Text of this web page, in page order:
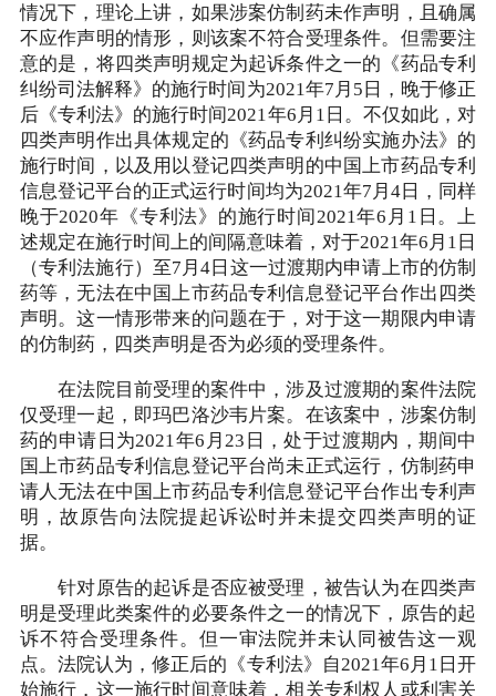
情况下，理论上讲，如果涉案仿制药未作声明，且确属
不应作声明的情形，则该案不符合受理条件。但需要注
意的是，将四类声明规定为起诉条件之一的《药品专利
纠纷司法解释》的施行时间为2021年7月5日，晚于修正
后《专利法》的施行时间2021年6月1日。不仅如此，对
四类声明作出具体规定的《药品专利纠纷实施办法》的
施行时间，以及用以登记四类声明的中国上市药品专利
信息登记平台的正式运行时间均为2021年7月4日，同样
晚于2020年《专利法》的施行时间2021年6月1日。上
述规定在施行时间上的间隔意味着，对于2021年6月1日
（专利法施行）至7月4日这一过渡期内申请上市的仿制
药等，无法在中国上市药品专利信息登记平台作出四类
声明。这一情形带来的问题在于，对于这一期限内申请
的仿制药，四类声明是否为必须的受理条件。
在法院目前受理的案件中，涉及过渡期的案件法院
仅受理一起，即玛巴洛沙韦片案。在该案中，涉案仿制
药的申请日为2021年6月23日，处于过渡期内，期间中
国上市药品专利信息登记平台尚未正式运行，仿制药申
请人无法在中国上市药品专利信息登记平台作出专利声
明，故原告向法院提起诉讼时并未提交四类声明的证
据。
针对原告的起诉是否应被受理，被告认为在四类声
明是受理此类案件的必要条件之一的情况下，原告的起
诉不符合受理条件。但一审法院并未认同被告这一观
点。法院认为，修正后的《专利法》自2021年6月1日开
始施行，这一施行时间意味着，相关专利权人或利害关